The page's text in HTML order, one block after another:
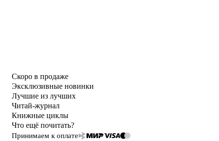
Скоро в продаже
Эксклюзивные новинки
Лучшие из лучших
Читай-журнал
Книжные циклы
Что ещё почитать?
Принимаем к оплате